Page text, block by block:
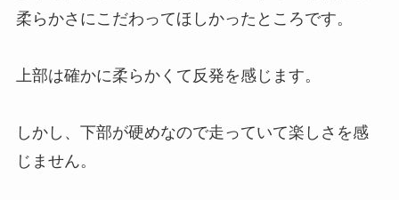
柔らかさにこだわってほしかったところです。
上部は確かに柔らかくて反発を感じます。
しかし、下部が硬めなので走っていて楽しさを感
じません。